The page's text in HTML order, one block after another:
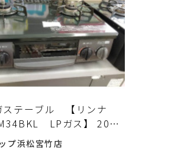
テーブル 【リンナ
LPガス】 2021
をお売りいただきまし
プ浜松宮竹店